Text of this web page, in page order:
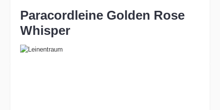
Paracordleine Golden Rose
Whisper